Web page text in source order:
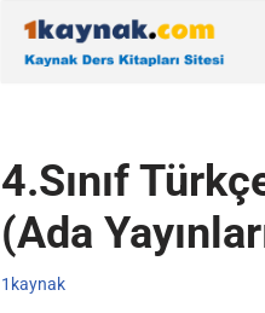
İçeriğe
4.Sınıf
(Ada
1kaynak